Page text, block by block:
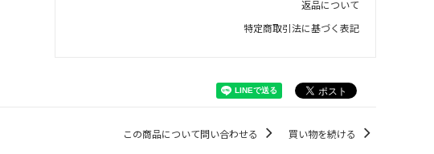
返品について
特定商取引法に基づく表記
この商品について問い合わせる 買い物を続ける